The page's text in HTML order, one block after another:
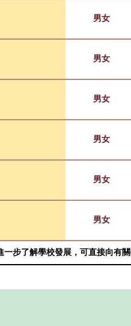
男女
男女
男女
男女
男女
男女
一步了解學校發展，可直接向有關